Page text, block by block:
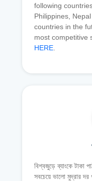
following
Philippines,
countries in the
most competitive
HERE.
বিশ্বজুড়ে ব্যাংকে টাকা
সবচেয়ে ভালো মুদ্রার দর